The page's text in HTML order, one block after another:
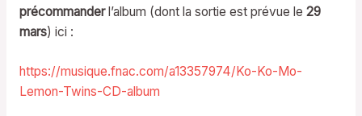
précommanderl’album (dont la sortie est prévue le 29
mars) ici :
https://musique.fnac.com/a13357974/Ko-Ko-Mo-
Lemon-Twins-CD-album